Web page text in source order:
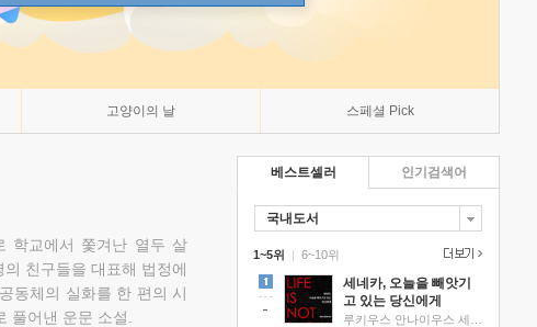
고양이의 날 스페셜 Pick
학교에서 쫓겨난 열두 살
친구들을 대표해 법정에
동체의 실화를 한 편의 시
풀어낸 운문 소설.
베스트셀러
국내도서
1~5위 |
세네카, 오늘을 빼앗기
고 있는 당신에게
6~10위
인기검색어